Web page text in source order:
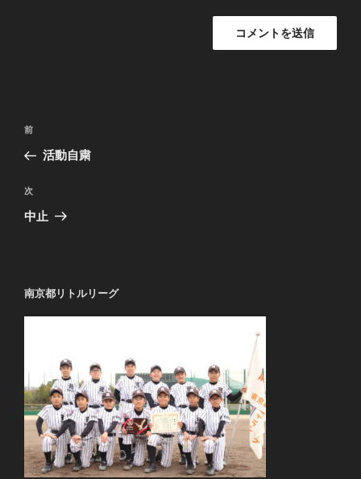
投
ナ
ビ
ゲ
ン
過
去
投
稿
前
活動自粛
次
の
次
中止
南京都リトルリーグ